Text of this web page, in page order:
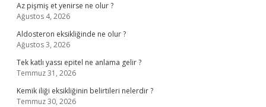
Az pişmiş et yenirse ne olur ?
Ağustos 4, 2026
Aldosteron eksikliğinde ne olur ?
Ağustos 3, 2026
Tek katlı yassı epitel ne anlama gelir ?
Temmuz 31, 2026
Kemik iliği eksikliğinin belirtileri nelerdir ?
Temmuz 30, 2026